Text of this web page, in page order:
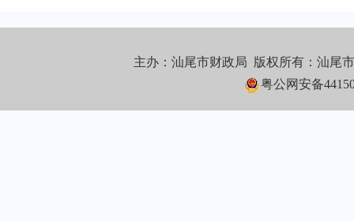
主办：汕尾市财政局 版权所有：汕尾
粤公网安备